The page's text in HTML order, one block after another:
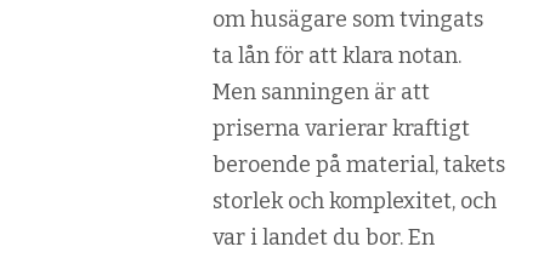
om husägare som tvingats
ta lån för att klara notan.
Men sanningen är att
priserna varierar kraftigt
beroende på material, takets
storlek och komplexitet, och
var i landet du bor. En